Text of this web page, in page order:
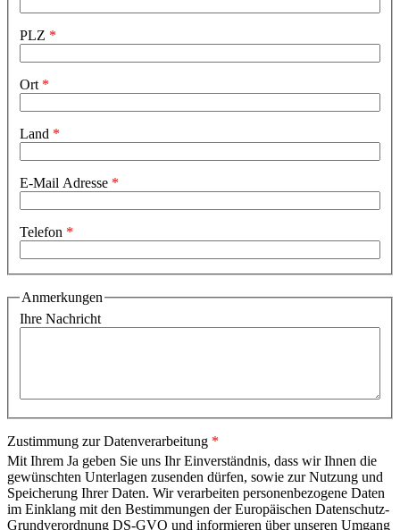
PLZ
Ort
Land
E-Mail Adresse
Telefon
Anmerkungen
Ihre Nachricht
Zustimmung zur Datenverarbeitung
Mit Ihrem Ja geben Sie uns Ihr Einverständnis, dass wir Ihnen die
gewünschten Unterlagen zusenden dürfen, sowie zur Nutzung und
Speicherung Ihrer Daten. Wir verarbeiten personenbezogene Daten
im Einklang mit den Bestimmungen der Europäischen Datenschutz-
Grundverordnung DS-GVO und informieren über unseren Umgang